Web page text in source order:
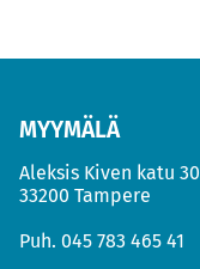
MYYMÄLÄ
Aleksis Kiven katu 30
33200 Tampere
Puh. 045 783 465 41